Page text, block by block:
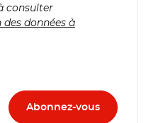
consulter
données à